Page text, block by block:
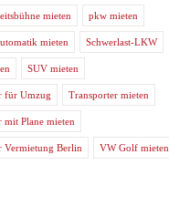
mieten pkw mieten
mieten Schwerlast-LKW
SUV mieten
für Umzug Transporter mieten
mit Plane mieten
Vermietung Berlin VW Golf mieten